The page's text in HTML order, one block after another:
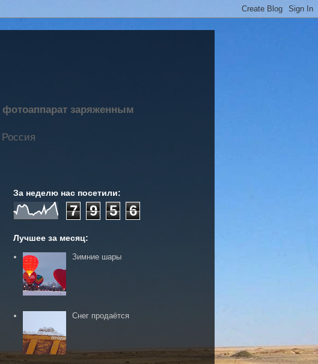
заряженным
За неделю нас посетили:
7 9 5 6
Лучшее за месяц:
Зимние шары
Снег продаётся